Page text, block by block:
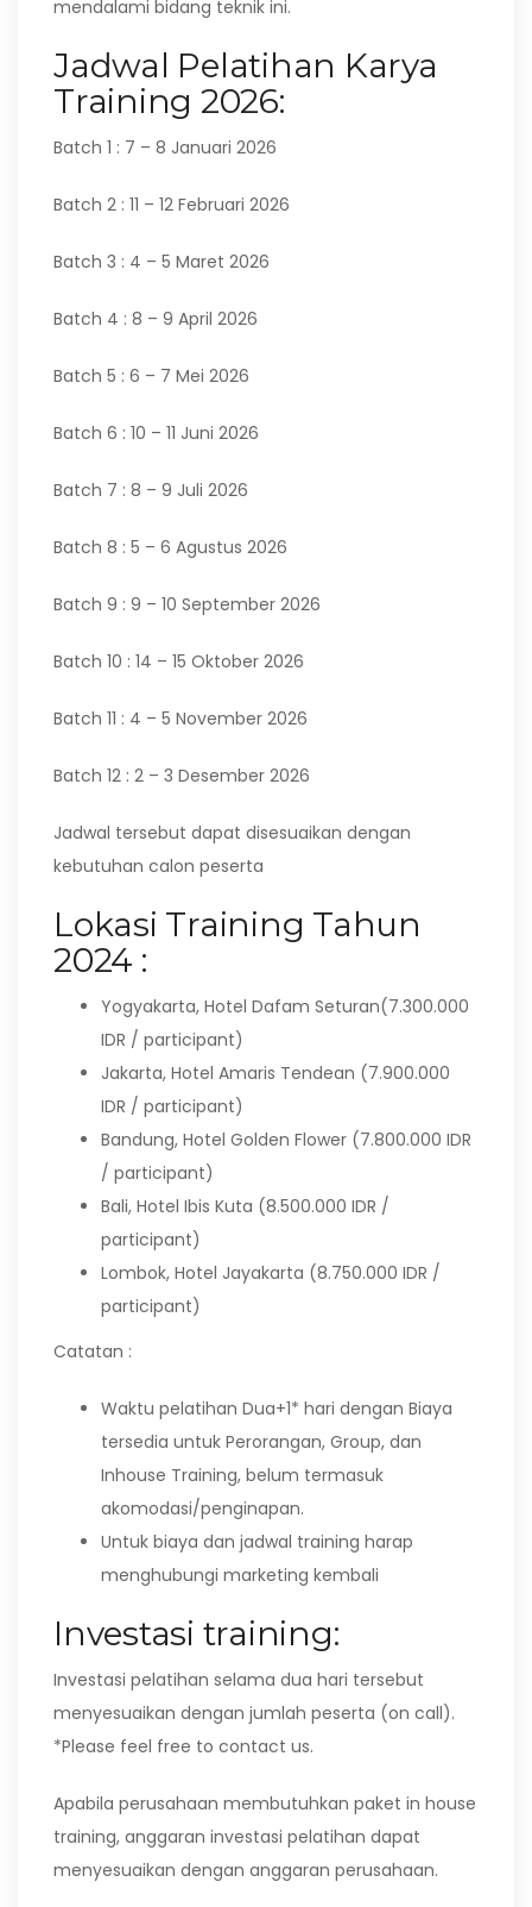
mendalami bidang teknik ini.
Jadwal Pelatihan Karya
Training 2026:
Batch 1 : 7 – 8 Januari 2026
Batch 2 : 11 – 12 Februari 2026
Batch 3 : 4 – 5 Maret 2026
Batch 4 : 8 – 9 April 2026
Batch 5 : 6 – 7 Mei 2026
Batch 6 : 10 – 11 Juni 2026
Batch 7 : 8 – 9 Juli 2026
Batch 8 : 5 – 6 Agustus 2026
Batch 9 : 9 – 10 September 2026
Batch 10 : 14 – 15 Oktober 2026
Batch 11 : 4 – 5 November 2026
Batch 12 : 2 – 3 Desember 2026
Jadwal tersebut dapat disesuaikan dengan
kebutuhan calon peserta
Lokasi Training Tahun
2024 :
Yogyakarta, Hotel Dafam Seturan(7.300.000
IDR / participant)
Jakarta, Hotel Amaris Tendean (7.900.000
IDR / participant)
Bandung, Hotel Golden Flower (7.800.000 IDR
/ participant)
Bali, Hotel Ibis Kuta (8.500.000 IDR /
participant)
Lombok, Hotel Jayakarta (8.750.000 IDR /
participant)
Catatan :
Waktu pelatihan Dua+1* hari dengan Biaya
tersedia untuk Perorangan, Group, dan
Inhouse Training, belum termasuk
akomodasi/penginapan.
Untuk biaya dan jadwal training harap
menghubungi marketing kembali
Investasi training:
Investasi pelatihan selama dua hari tersebut
menyesuaikan dengan jumlah peserta (on call).
*Please feel free to contact us.
Apabila perusahaan membutuhkan paket in house
training, anggaran investasi pelatihan dapat
menyesuaikan dengan anggaran perusahaan.